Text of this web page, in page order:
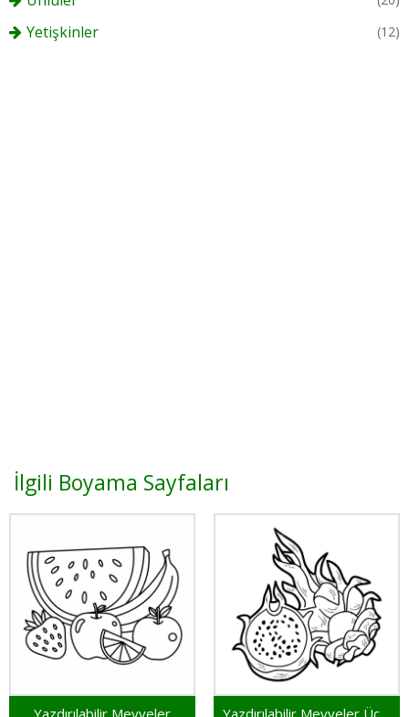
Yetişkinler (12)
İlgili Boyama Sayfaları
Yazdırılabilir Meyveler